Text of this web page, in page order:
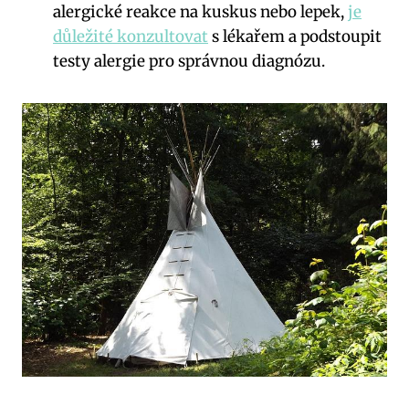
alergické reakce na kuskus nebo lepek,je
důležité konzultovat s lékařem a podstoupit
testy alergie pro správnou diagnózu.